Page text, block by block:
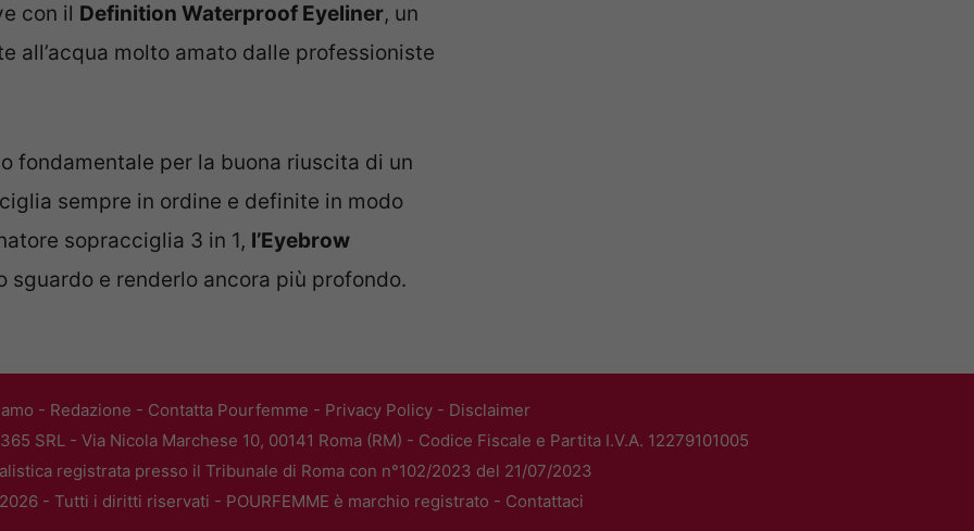
con il Definition Waterproof Eyeliner, un
all’acqua molto amato dalle professioniste
fondamentale per la buona riuscita di un
sempre in ordine e definite in modo
sopracciglia 3 in 1, l’Eyebrow
sguardo e renderlo ancora più profondo.
- Redazione - Contatta Pourfemme - Privacy Policy- Disclaimer
SRL - Via Nicola Marchese 10, 00141 Roma (RM) - Codice Fiscale e Partita I.V.A. 12279101005
registrata presso il Tribunale di Roma con n°102/2023 del 21/07/2023
- Tutti i diritti riservati - POURFEMME è marchio registrato - Contattaci